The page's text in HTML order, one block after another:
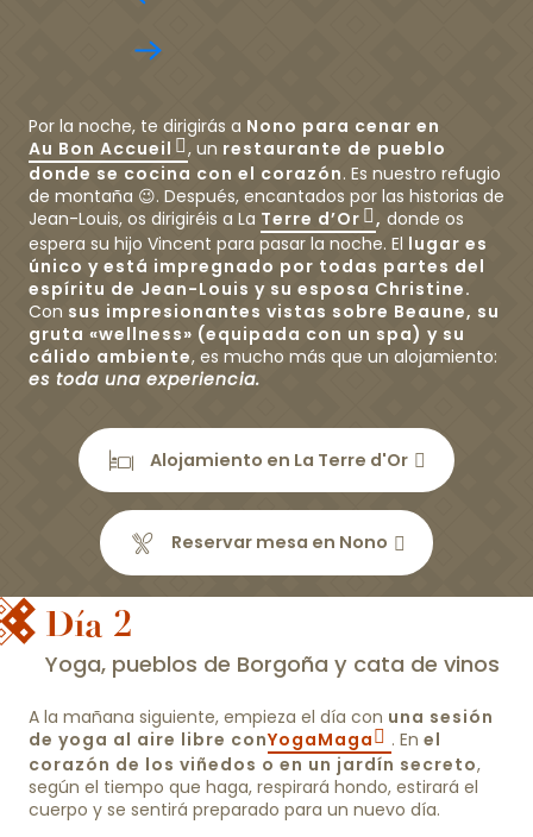
Por la noche, te dirigirás a Nono para cenar en
Au Bon Accueil
, un restaurante de pueblo
donde se cocina con el corazón. Es nuestro refugio
de montaña 😉. Después, encantados por las historias de
Jean-Louis, os dirigiréis a La Terre d’Or , donde os
espera su hijo Vincent para pasar la noche. El lugar es
único y está impregnado por todas partes del
espíritu de Jean-Louis y su esposa Christine.
Con sus impresionantes vistas sobre Beaune, su
gruta «wellness» (equipada con un spa) y su
cálido ambiente, es mucho más que un alojamiento:
es toda una experiencia.
Alojamiento en La Terre d'Or
Reservar mesa en Nono
Día 2
Yoga, pueblos de Borgoña y cata de vinos
A la mañana siguiente, empieza el día con una sesión
de yoga al aire libre conYogaMaga . En el
corazón de los viñedos o en un jardín secreto,
según el tiempo que haga, respirará hondo, estirará el
cuerpo y se sentirá preparado para un nuevo día.